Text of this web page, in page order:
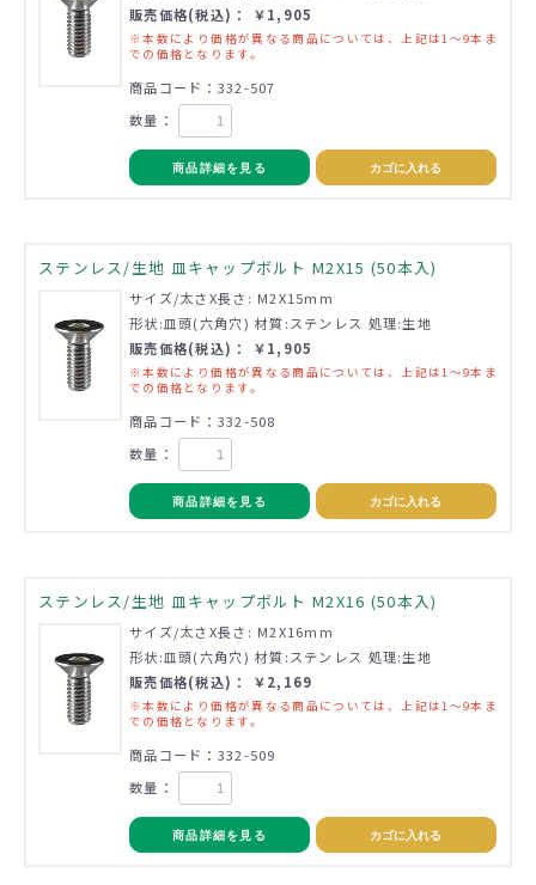
販売価格(税込)： ￥1,905
※本数により価格が異なる商品については、上記は1～9本ま
での価格となります。
商品コード：332-507
数量：
商品詳細を見る カゴに入れる
ステンレス/生地 皿キャップボルト M2X15 (50本入)
サイズ/太さX長さ: M2X15mm
形状:皿頭(六角穴) 材質:ステンレス 処理:生地
販売価格(税込)： ￥1,905
※本数により価格が異なる商品については、上記は1～9本ま
での価格となります。
商品コード：332-508
数量：
商品詳細を見る カゴに入れる
ステンレス/生地 皿キャップボルト M2X16 (50本入)
サイズ/太さX長さ: M2X16mm
形状:皿頭(六角穴) 材質:ステンレス 処理:生地
販売価格(税込)： ￥2,169
※本数により価格が異なる商品については、上記は1～9本ま
での価格となります。
商品コード：332-509
数量：
商品詳細を見る カゴに入れる